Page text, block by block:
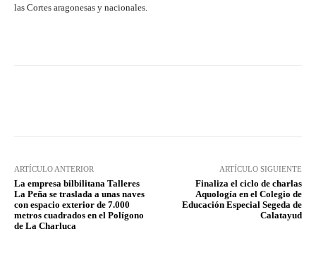
las Cortes aragonesas y nacionales.
ARTÍCULO ANTERIOR
La empresa bilbilitana Talleres
La Peña se traslada a unas naves
con espacio exterior de 7.000
metros cuadrados en el Polígono
de La Charluca
ARTÍCULO SIGUIENTE
Finaliza el ciclo de charlas
Aquología en el Colegio de
Educación Especial Segeda de
Calatayud